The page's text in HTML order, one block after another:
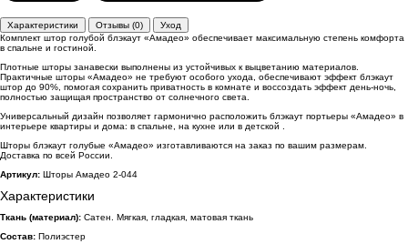
Характеристики Отзывы (0)
Уход
Комплект штор голубой блэкаут «Амадео» обеспечивает максимальную степень комфорта
в спальне и гостиной.
Плотные шторы занавески выполнены из устойчивых к выцветанию материалов.
Практичные шторы «Амадео» не требуют особого ухода, обеспечивают эффект блэкаут
штор до 90%, помогая сохранить приватность в комнате и воссоздать эффект день-ночь,
полностью защищая пространство от солнечного света.
Универсальный дизайн позволяет гармонично расположить блэкаут портьеры «Амадео» в
интерьере квартиры и дома: в спальне, на кухне или в детской .
Шторы блэкаут голубые «Амадео» изготавливаются на заказ по вашим размерам.
Доставка по всей России.
Артикул: Шторы Амадео 2-044
Характеристики
Ткань (материал): Сатен. Мягкая, гладкая, матовая ткань
Состав: Полиэстер